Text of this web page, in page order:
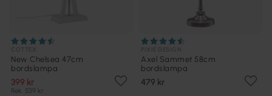
New Chelsea 47cm
bordslampa
399 kr
Rek. 539 kr
Axel Sammet 58cm
bordslampa
479 kr